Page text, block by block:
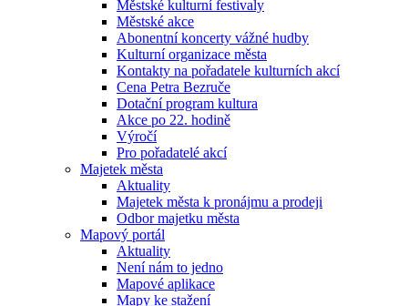
Městské kulturní festivaly
Městské akce
Abonentní koncerty vážné hudby
Kulturní organizace města
Kontakty na pořadatele kulturních akcí
Cena Petra Bezruče
Dotační program kultura
Akce po 22. hodině
Výročí
Pro pořadatelé akcí
Majetek města
Aktuality
Majetek města k pronájmu a prodeji
Odbor majetku města
Mapový portál
Aktuality
Není nám to jedno
Mapové aplikace
Mapy ke stažení